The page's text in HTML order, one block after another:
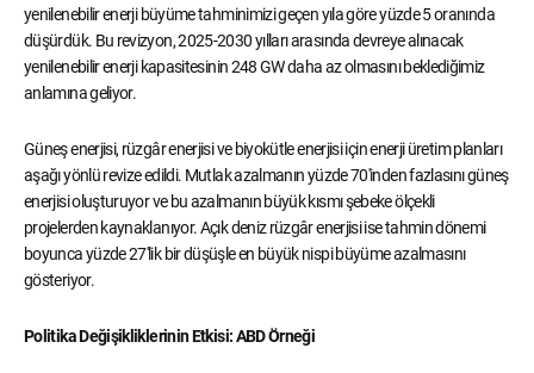
yenilenebilir enerji büyüme tahminimizi geçen yıla göre yüzde 5 oranında
düşürdük. Bu revizyon, 2025-2030 yılları arasında devreye alınacak
yenilenebilir enerji kapasitesinin 248 GW daha az olmasını beklediğimiz
anlamına geliyor.
Güneş enerjisi, rüzgâr enerjisi ve biyokütle enerjisi için enerji üretim planları
aşağı yönlü revize edildi. Mutlak azalmanın yüzde 70'inden fazlasını güneş
enerjisi oluşturuyor ve bu azalmanın büyük kısmı şebeke ölçekli
projelerden kaynaklanıyor. Açık deniz rüzgâr enerjisi ise tahmin dönemi
boyunca yüzde 27'lik bir düşüşle en büyük nispi büyüme azalmasını
gösteriyor.
Politika Değişikliklerinin Etkisi: ABD Örneği